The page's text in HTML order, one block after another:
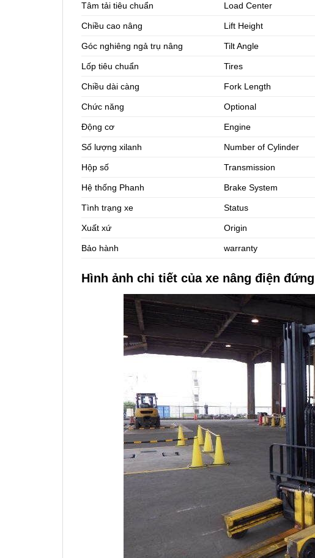
Tâm tải tiêu chuẩn Load Center
Chiều cao nâng Lift Height
Góc nghiêng ngả trụ nâng Tilt Angle
Lốp tiêu chuẩn Tires
Chiều dài càng Fork Length
Chức năng Optional
Động cơ Engine
Số lượng xilanh Number of Cylinder
Hộp số Transmission
Hệ thống Phanh Brake System
Tình trạng xe Status
Xuất xứ Origin
Bảo hành warranty
Hình ảnh chi tiết của xe nâng điện